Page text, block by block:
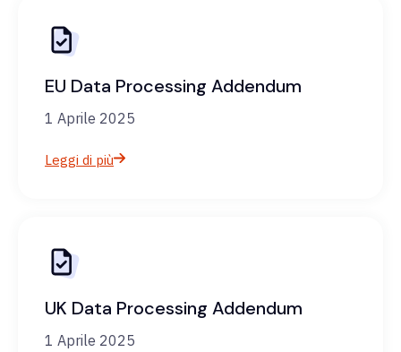
EU Data Processing Addendum
1 Aprile 2025
Leggi di più
UK Data Processing Addendum
1 Aprile 2025